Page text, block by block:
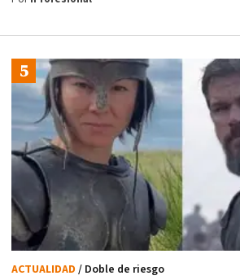
ACTUALIDAD / Doble de riesgo